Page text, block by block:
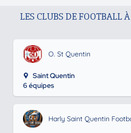
LES CLUBS DE FOOTBALL
O. St Quentin
Saint Quentin
6 équipes
Harly Saint Quentin